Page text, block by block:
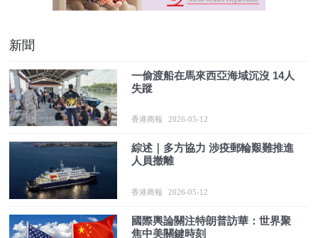
新聞
一偷渡船在馬來西亞海域沉沒 14人
失蹤
香港商報 2026-05-12
綜述｜多方協力 涉疫郵輪艱難推進
人員撤離
香港商報 2026-05-12
國際輿論關注特朗普訪華：世界聚
焦中美關鍵時刻